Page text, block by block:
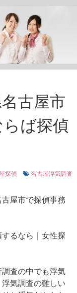
古屋市
ば探偵
探偵 名古屋浮気調査
屋市で探偵事務
るなら｜女性探
査の中でも浮気
気調査の難しい